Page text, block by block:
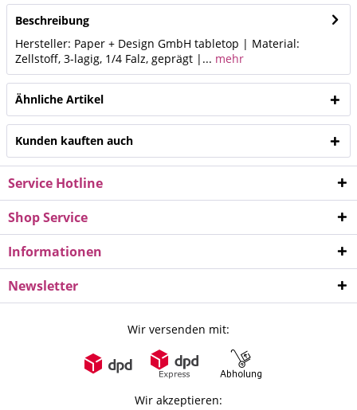
Beschreibung
Hersteller: Paper + Design GmbH tabletop | Material:
Zellstoff, 3-lagig, 1/4 Falz, geprägt |... mehr
Ähnliche Artikel
Kunden kauften auch
Service Hotline
Shop Service
Informationen
Newsletter
Wir versenden mit:
Wir akzeptieren: